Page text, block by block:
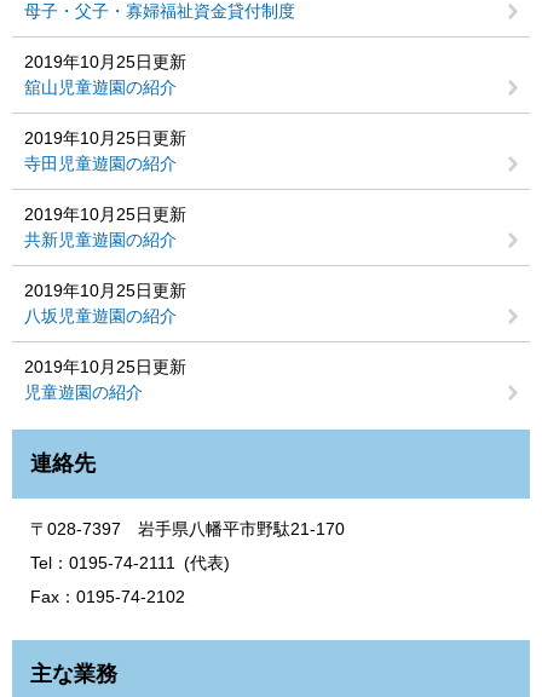
母子・父子・寡婦福祉資金貸付制度
2019年10月25日更新
舘山児童遊園の紹介
2019年10月25日更新
寺田児童遊園の紹介
2019年10月25日更新
共新児童遊園の紹介
2019年10月25日更新
八坂児童遊園の紹介
2019年10月25日更新
児童遊園の紹介
連絡先
〒028-7397 岩手県八幡平市野駄21-170
Tel：0195-74-2111
代表
Fax：0195-74-2102
主な業務